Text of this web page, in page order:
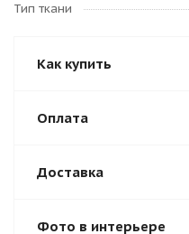
Тип ткани
Как купить
Оплата
Доставка
Фото в интерьере